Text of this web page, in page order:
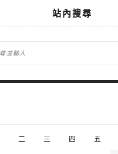
站內搜尋
二 三 四 五